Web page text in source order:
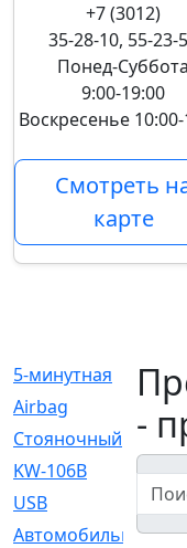
+7 (3012)
35-28-10, 55-23-
Понед-Суббота
9:00-19:00
Воскресенье
Смотреть
карте
5-минутная
Airbag
Cтояночный
KW-106B
USB
Автомобильное
-